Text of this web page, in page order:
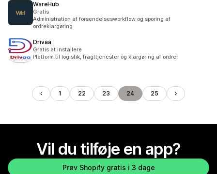
WareHub
Gratis
Administration af forsendelsesworkflow og sporing af
ordreklargøring
Drivaa
Gratis at installere
Platform til logistik, fragttjenester og klargøring af ordrer
1 22 23 24 25
Vil du tilføje en app?
Prøv Shopify gratis i 3 dage